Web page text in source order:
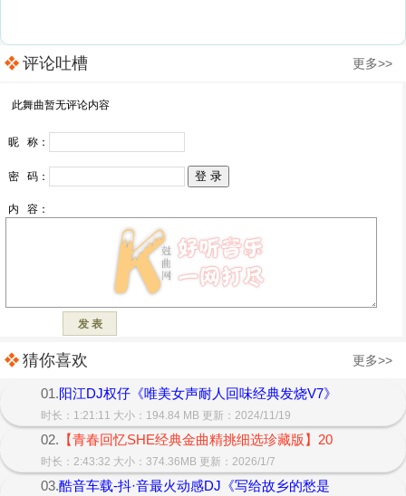
评论吐槽 更多>>
猜你喜欢 更多>>
01.阳江DJ权仔《唯美女声耐人回味经典发烧V7》
时长：1:21:11 大小：194.84 MB 更新：2024/11/19
02. 【青春回忆SHE经典金曲精挑细选珍藏版】20
时长：2:43:32 大小：374.36MB 更新：2026/1/7
03.酷音车载-抖·音最火动感DJ《写给故乡的愁是